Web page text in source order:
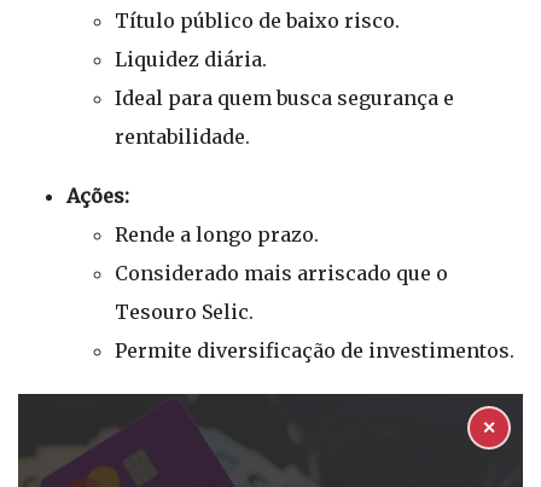
Título público de baixo risco.
Liquidez diária.
Ideal para quem busca segurança e
rentabilidade.
Ações:
Rende a longo prazo.
Considerado mais arriscado que o
Tesouro Selic.
Permite diversificação de investimentos.
✕